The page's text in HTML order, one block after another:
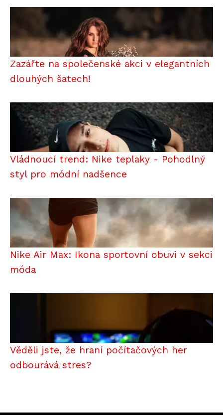
Zazářte na společenské akci v elegantních
dlouhých šatech!
Vládnoucí trend: Nike teplaky - Pohodlný
styl pro módní nadšence
Nike Air Max: Ikona sportovní obuvi v sekci
móda
Věděli jste, že hraní počítačových her
odbourává stres?